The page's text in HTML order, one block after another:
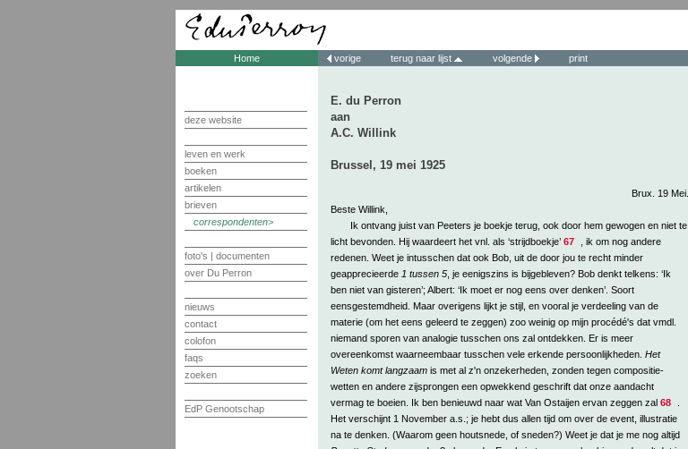
Home
deze website
leven en werk
boeken
artikelen
brieven
correspondenten
foto's | documenten
over Du Perron
nieuws
contact
colofon
faqs
zoeken
EdP Genootschap
vorige terug naar lijst volgende print
E. du Perron
aan
A.C. Willink
Brussel, 19 mei 1925
Brux. 19 Mei.
Beste Willink,
Ik ontvang juist van Peeters je boekje terug, ook door hem gewogen en niet te
licht bevonden. Hij waardeert het vnl. als ‘strijdboekje’ 67
, ik om nog andere
redenen. Weet je intusschen dat ook Bob, uit de door jou te recht minder
geapprecieerde 1 tussen 5, je eenigszins is bijgebleven? Bob denkt telkens: ‘Ik
ben niet van gisteren’; Albert: ‘Ik moet er nog eens over denken’. Soort
eensgestemdheid. Maar overigens lijkt je stijl, en vooral je verdeeling van de
materie (om het eens geleerd te zeggen) zoo weinig op mijn procédé's dat vmdl.
niemand sporen van analogie tusschen ons zal ontdekken. Er is meer
overeenkomst waarneembaar tusschen vele erkende persoonlijkheden. Het
Weten komt langzaamis met al z'n onzekerheden, zonden tegen compositie-
wetten en andere zijsprongen een opwekkend geschrift dat onze aandacht
vermag te boeien. Ik ben benieuwd naar wat Van Ostaijen ervan zeggen zal 68
Het verschijnt 1 November a.s.; je hebt dus allen tijd om over de event, illustratie
na te denken. (Waarom geen houtsnede, of sneden?) Weet je dat je me nog altijd